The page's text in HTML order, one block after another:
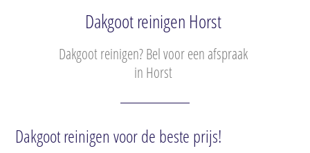
Dakgoot reinigen Horst
Dakgoot reinigen? Bel voor een afspraak
in Horst
Dakgoot reinigen voor de beste prijs!